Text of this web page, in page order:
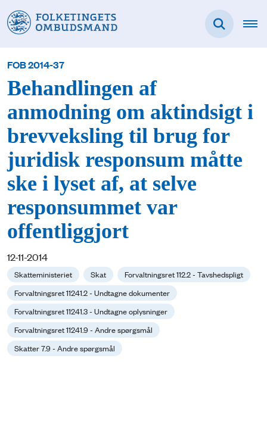
FOB 2014-37
Behandlingen af
anmodning om aktindsigt i
brevveksling til brug for
juridisk responsum måtte
ske i lyset af, at selve
responsummet var
offentliggjort
12-11-2014
Skatteministeriet Skat
Forvaltningsret 112.2 - Tavshedspligt
Forvaltningsret 11241.2 - Undtagne dokumenter
Forvaltningsret 11241.3 - Undtagne oplysninger
Forvaltningsret 11241.9 - Andre spørgsmål
Skatter 7.9 - Andre spørgsmål